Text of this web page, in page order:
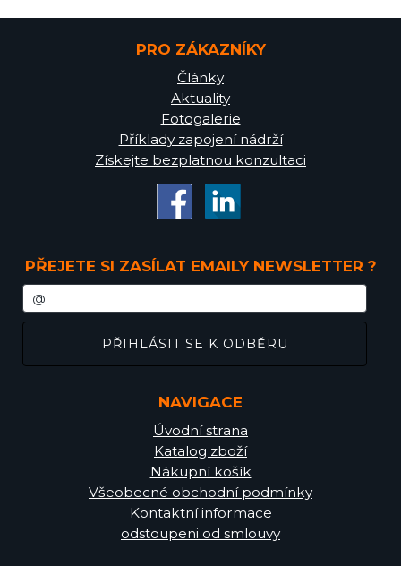
PRO ZÁKAZNÍKY
Články
Aktuality
Fotogalerie
Příklady zapojení nádrží
Získejte bezplatnou konzultaci
PŘEJETE SI ZASÍLAT EMAILY NEWSLETTER ?
NAVIGACE
Úvodní strana
Katalog zboží
Nákupní košík
Všeobecné obchodní podmínky
Kontaktní informace
odstoupeni od smlouvy